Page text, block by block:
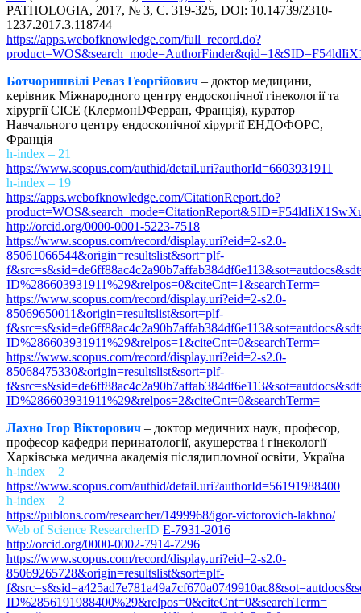
PATHOLOGIA, 2017, № 3, С. 319-325, DOI: 10.14739/2310-
1237.2017.3.118744
https://apps.webofknowledge.com/full_record.do?
Ботчоришвілі Реваз Георгійович – доктор медицини,
керівник Міжнародного центру ендоскопічної гінекології та
хірургії CICE (КлермонDФерран, Франція), куратор
Навчального центру ендоскопічної хірургії ЕНДОФОРС,
Франція
h-index – 21
https://www.scopus.com/authid/detail.uri?authorId=6603931911
h-index – 19
https://apps.webofknowledge.com/CitationReport.do?
http://orcid.org/0000-0001-5223-7518
https://www.scopus.com/record/display.uri?eid=2-s2.0-
85061066544&origin=resultslist&sort=plf-
ID%286603931911%29&relpos=0&citeCnt=1&searchTerm=
https://www.scopus.com/record/display.uri?eid=2-s2.0-
85069650011&origin=resultslist&sort=plf-
ID%286603931911%29&relpos=1&citeCnt=0&searchTerm=
https://www.scopus.com/record/display.uri?eid=2-s2.0-
85068475330&origin=resultslist&sort=plf-
ID%286603931911%29&relpos=2&citeCnt=0&searchTerm=
Лахно Ігор Вікторович – доктор медичних наук, професор,
професор кафедри перинатології, акушерства і гінекології
Харківська медична академія післядипломної освіти, Україна
h-index – 2
https://www.scopus.com/authid/detail.uri?authorId=56191988400
h-index – 2
https://publons.com/researcher/1499968/igor-victorovich-lakhno/
Web of Science ResearcherID E-7931-2016
http://orcid.org/0000-0002-7914-7296
https://www.scopus.com/record/display.uri?eid=2-s2.0-
85069265728&origin=resultslist&sort=plf-
ID%2856191988400%29&relpos=0&citeCnt=0&searchTerm=